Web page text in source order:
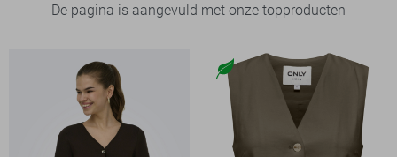
De pagina is aangevuld met onze topproducten